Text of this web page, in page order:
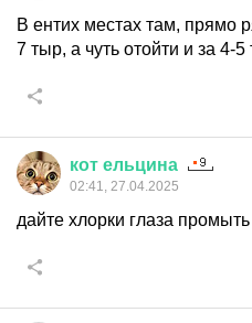
В ентих местах там, прямо
7 тыр, а чуть отойти и за 4-5
кот ельцина
02:41, 27.04.2025
дайте хлорки глаза промыть